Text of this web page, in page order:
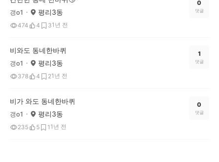
갱o1 평리3동
474 4 31년 전
0
댓글
비와도 동네한바퀴
갱o1 평리3동
378 4 21년 전
1
댓글
비가 와도 동네한바퀴
갱o1 평리3동
235 5 1 1년 전
0
댓글